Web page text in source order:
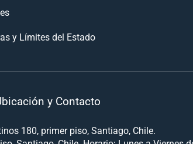
y Límites del Estado
y Contacto
180, primer piso, Santiago, Chile.